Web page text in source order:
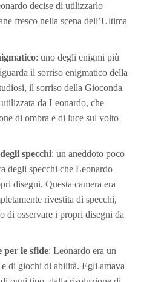
decise di utilizzarlo
fresco nella scena dell’Ultima
: uno degli enigmi più
il sorriso enigmatico della
il sorriso della Gioconda
da Leonardo, che
di ombra e di luce sul volto
specchi: un aneddoto poco
degli specchi che Leonardo
disegni. Questa camera era
rivestita di specchi,
di osservare i propri disegni da
per le sfide: Leonardo era un
e di giochi di abilità. Egli amava